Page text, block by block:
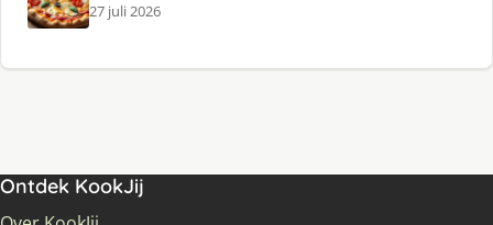
27 juli 2026
Ontdek KookJij